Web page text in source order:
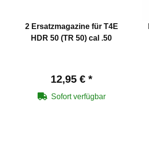
2 Ersatzmagazine für T4E
HDR 50 (TR 50) cal .50
12,95 € *
Sofort verfügbar